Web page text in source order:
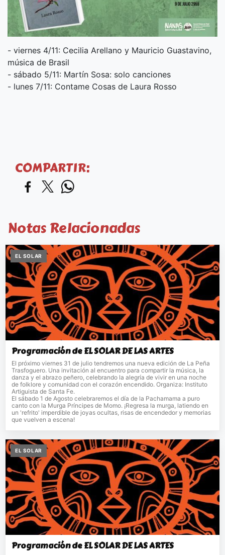
- viernes 4/11: Cecilia Arellano y Mauricio Guastavino,
música de Brasil
- sábado 5/11: Martín Sosa: solo canciones
- lunes 7/11: Contame Cosas de Laura Rosso
COMPARTIR:
Notas Relacionadas
EL SOLAR
Programación de EL SOLAR DE LAS ARTES
El próximo viernes 31 de julio tendremos una nueva edición de La Peña
Trasfoguero. Una invitación al encuentro para compartir la música, la
danza y el abrazo peñero, celebrando la alegría de vivir en una noche
de folklore y comunidad con el corazón encendido. Organiza: Instituto
Artiguista de Santa Fe.
El sábado 1 de Agosto celebraremos el día de la Pachamama a puro
canto con la Murga Príncipes de Momo. ¡Regresa la murga, latiendo en
un 'refrito' imperdible de joyas ocultas, risas de encendedor y memorias
que vuelven a escena!
EL SOLAR
Programación de EL SOLAR DE LAS ARTES